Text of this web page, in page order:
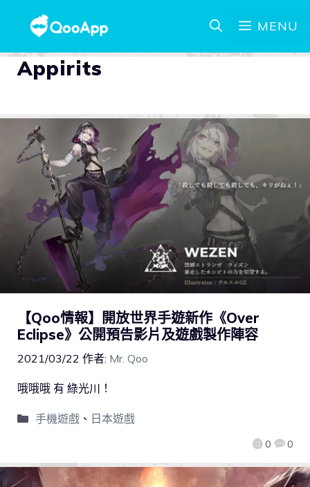
MENU
Appirits
【Qoo情報】開放世界手遊新作《Over
Eclipse》公開預告影片及遊戲製作陣容
2021/03/22 作者: Mr. Qoo
0 0
哦哦哦 有 綠光川！
手機遊戲、 日本遊戲